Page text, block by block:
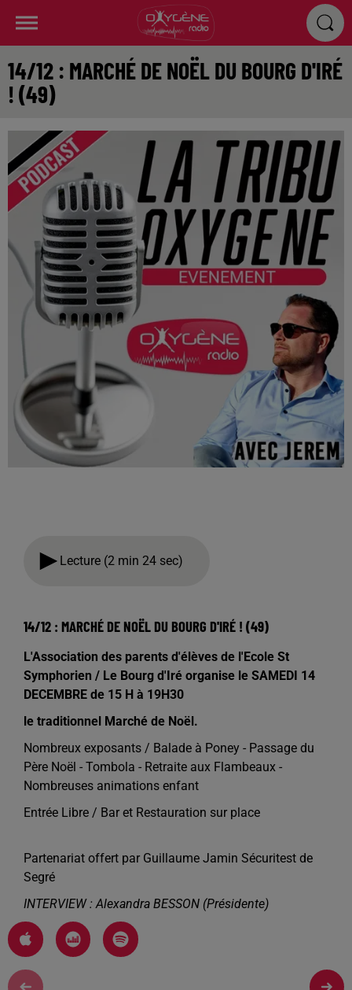
14/12 : MARCHÉ DE NOËL DU BOURG D'IRÉ
! (49)
Lecture (2 min 24 sec)
14/12 : MARCHÉ DE NOËL DU BOURG D'IRÉ ! (49)
L'Association des parents d'élèves de l'Ecole St
Symphorien / Le Bourg d'Iré organise le SAMEDI 14
DECEMBRE de 15 H à 19H30
le traditionnel Marché de Noël.
Nombreux exposants / Balade à Poney - Passage du
Père Noël - Tombola - Retraite aux Flambeaux -
Nombreuses animations enfant
Entrée Libre / Bar et Restauration sur place
Partenariat offert par Guillaume Jamin Sécuritest de
Segré
INTERVIEW : Alexandra BESSON (Présidente)